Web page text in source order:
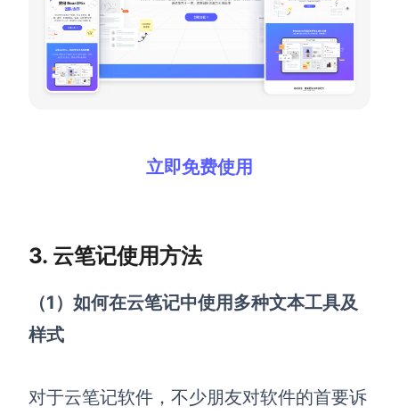
AI生成Smart分析
AI生成波士顿矩阵
AI生成波特五力模型
AI生成AARRR模型
AI生成图片
AI对话
模板社区
私有化部署
立即免费使用
3. 云笔记使用方法
（1）如何在云笔记中使用多种文本工具及
样式
对于云笔记软件，不少朋友对软件的首要诉